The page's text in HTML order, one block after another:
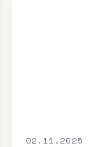
02.11.2025